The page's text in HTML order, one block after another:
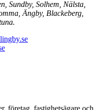
Sundby, Solhem, Nälsta,
Ängby, Blackeberg,